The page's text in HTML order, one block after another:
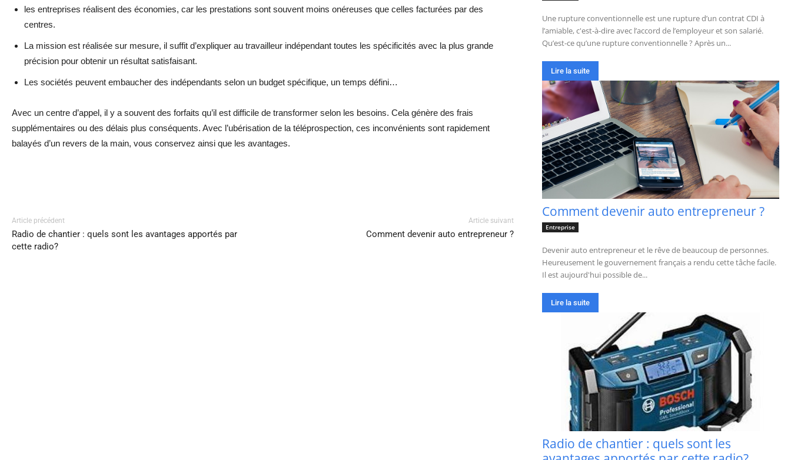
les entreprises réalisent des économies, car les prestations sont souvent moins onéreuses que celles facturées par des
centres.
La mission est réalisée sur mesure, il suffit d’expliquer au travailleur indépendant toutes les spécificités avec la plus grande
précision pour obtenir un résultat satisfaisant.
Les sociétés peuvent embaucher des indépendants selon un budget spécifique, un temps défini…
Avec un centre d’appel, il y a souvent des forfaits qu’il est difficile de transformer selon les besoins. Cela génère des frais
supplémentaires ou des délais plus conséquents. Avec l’ubérisation de la téléprospection, ces inconvénients sont rapidement
balayés d’un revers de la main, vous conservez ainsi que les avantages.
Article précédent
Radio de chantier : quels sont les avantages apportés par
cette radio?
Article suivant
Comment devenir auto entrepreneur ?
Une rupture conventionnelle est une rupture d’un contrat CDI à
l’amiable, c'est-à-dire avec l’accord de l’employeur et son salarié.
Qu’est-ce qu’une rupture conventionnelle ? Après un...
Lire la suite
Comment devenir auto entrepreneur ?
Entreprise
Devenir auto entrepreneur et le rêve de beaucoup de personnes.
Heureusement le gouvernement français a rendu cette tâche facile.
Il est aujourd'hui possible de...
Lire la suite
Radio de chantier : quels sont les